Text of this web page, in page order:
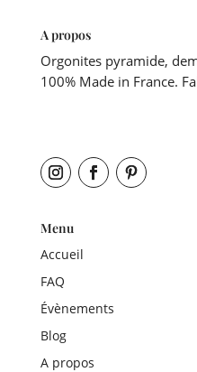
A propos
Orgonites pyramide,
100% Made in France.
Menu
Accueil
FAQ
Évènements
Blog
A propos